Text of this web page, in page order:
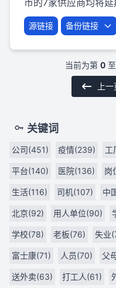
市的7家供应商均将延
源链接 备份链接
当前为第 0至
上
关键词
公司(451) 疫情(239) 工
平台(140) 医院(136) 岗
生活(116) 司机(107) 中
北京(92) 用人单位(90)
学校(78) 老板(76) 失业
富士康(71) 人员(70) 父
送外卖(63) 打工人(61)